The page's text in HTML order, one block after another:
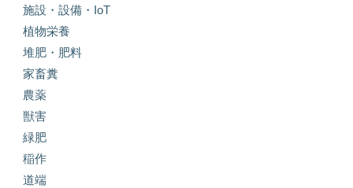
施設・設備・IoT
植物栄養
堆肥・肥料
家畜糞
農薬
獣害
緑肥
稲作
道端